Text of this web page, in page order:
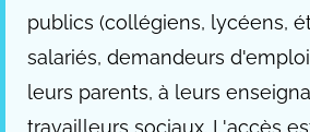
publics (collégiens, lycéens,
salariés, demandeurs
leurs parents, à leurs
travailleurs sociaux. L'accès